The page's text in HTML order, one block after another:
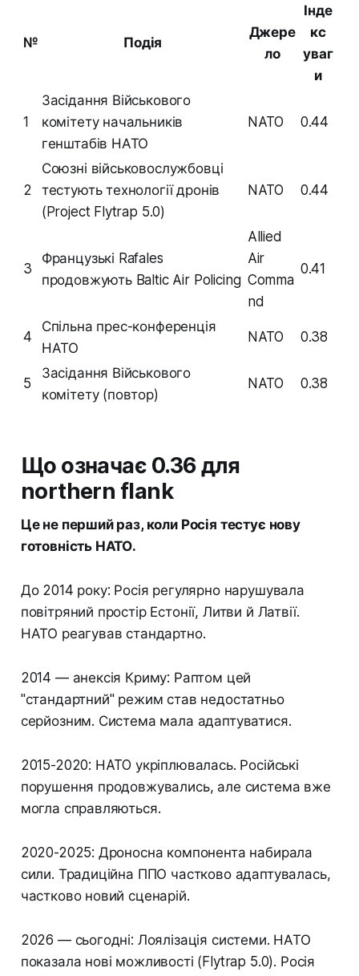
№ Подія
Джере
ло
Інде
кс
уваг
и
1
Засідання Військового
комітету начальників
генштабів НАТО
NATO 0.44
2
Союзні військовослужбовці
тестують технології дронів
(Project Flytrap 5.0)
NATO 0.44
3
Французькі Rafales
продовжують Baltic Air Policing
Allied
Air
Comma
nd
0.41
4
Спільна прес-конференція
НАТО
NATO 0.38
5
Засідання Військового
комітету (повтор)
NATO 0.38
Що означає 0.36 для
northern flank
Це не перший раз, коли Росія тестує нову
готовність НАТО.
До 2014 року: Росія регулярно нарушувала
повітряний простір Естонії, Литви й Латвії.
НАТО реагував стандартно.
2014 — анексія Криму: Раптом цей
"стандартний" режим став недостатньо
серйозним. Система мала адаптуватися.
2015-2020: НATO укріплювалась. Російські
порушення продовжувались, але система вже
могла справляються.
2020-2025: Дроносна компонента набирала
сили. Традиційна ППО частково адаптувалась,
частково новий сценарій.
2026 — сьогодні: Лоялізація системи. НАТО
показала нові можливості (Flytrap 5.0). Росія